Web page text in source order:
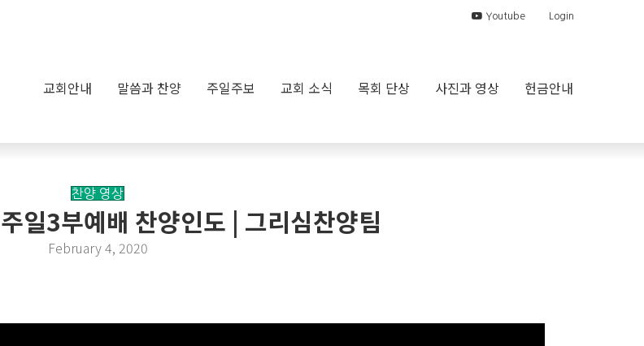
Youtube Login
교회안내 말씀과 찬양 주일주보 교회 소식 목회 단상 사진과 영상 헌금안내
찬양 영상
일3부예배 찬양인도 | 그리심찬양팀
February 4, 2020